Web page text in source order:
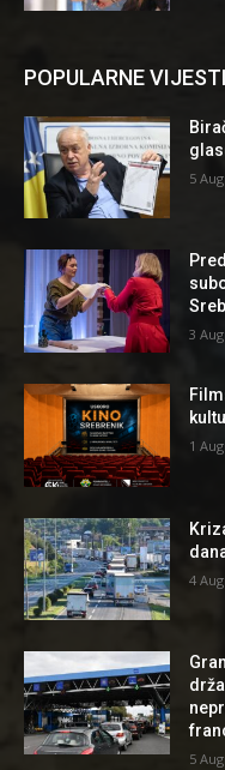
POPULARNE VIJESTI
5
3
1
4
5